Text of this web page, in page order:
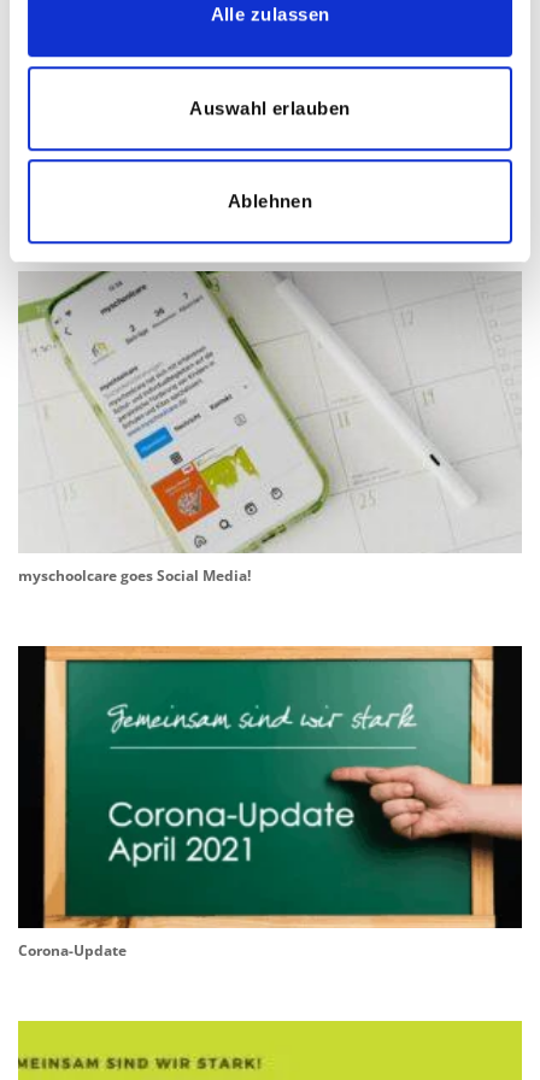
Alle zulassen
Auswahl erlauben
Ablehnen
Jetzt neu – unsere Downloadseite!
myschoolcare goes Social Media!
Corona-Update